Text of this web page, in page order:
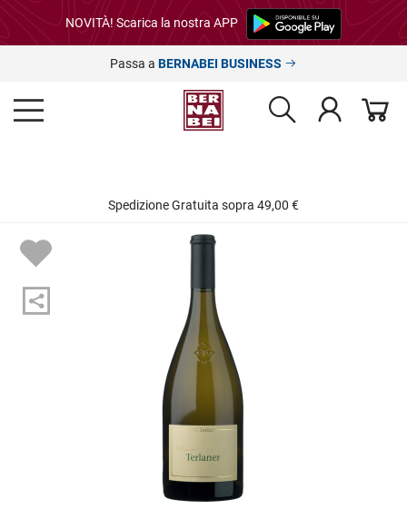
NOVITÀ! Scarica la nostra APP
Passa a BERNABEI BUSINESS
Spedizione Gratuita sopra 49,00 €